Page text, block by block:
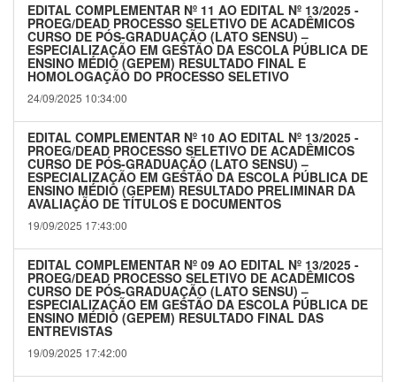
EDITAL COMPLEMENTAR Nº 11 AO EDITAL Nº 13/2025 -
PROEG/DEAD PROCESSO SELETIVO DE ACADÊMICOS
CURSO DE PÓS-GRADUAÇÃO (LATO SENSU) –
ESPECIALIZAÇÃO EM GESTÃO DA ESCOLA PÚBLICA DE
ENSINO MÉDIO (GEPEM) RESULTADO FINAL E
HOMOLOGAÇÃO DO PROCESSO SELETIVO
24/09/2025 10:34:00
EDITAL COMPLEMENTAR Nº 10 AO EDITAL Nº 13/2025 -
PROEG/DEAD PROCESSO SELETIVO DE ACADÊMICOS
CURSO DE PÓS-GRADUAÇÃO (LATO SENSU) –
ESPECIALIZAÇÃO EM GESTÃO DA ESCOLA PÚBLICA DE
ENSINO MÉDIO (GEPEM) RESULTADO PRELIMINAR DA
AVALIAÇÃO DE TÍTULOS E DOCUMENTOS
19/09/2025 17:43:00
EDITAL COMPLEMENTAR Nº 09 AO EDITAL Nº 13/2025 -
PROEG/DEAD PROCESSO SELETIVO DE ACADÊMICOS
CURSO DE PÓS-GRADUAÇÃO (LATO SENSU) –
ESPECIALIZAÇÃO EM GESTÃO DA ESCOLA PÚBLICA DE
ENSINO MÉDIO (GEPEM) RESULTADO FINAL DAS
ENTREVISTAS
19/09/2025 17:42:00